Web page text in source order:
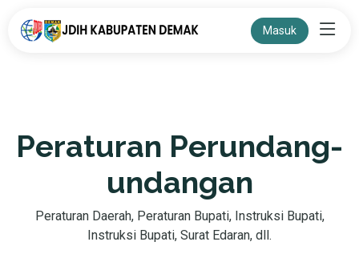
Masuk
Peraturan Perundang-
undangan
Peraturan Daerah, Peraturan Bupati, Instruksi Bupati,
Instruksi Bupati, Surat Edaran, dll.